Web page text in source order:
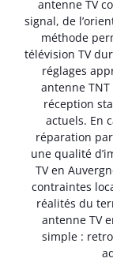
antenne TV
signal, de
méthode
télévision TV
réglages
antenne
réception
actuels. En
réparation
une qualité
TV en
contraintes
réalités du
antenne TV
simple :